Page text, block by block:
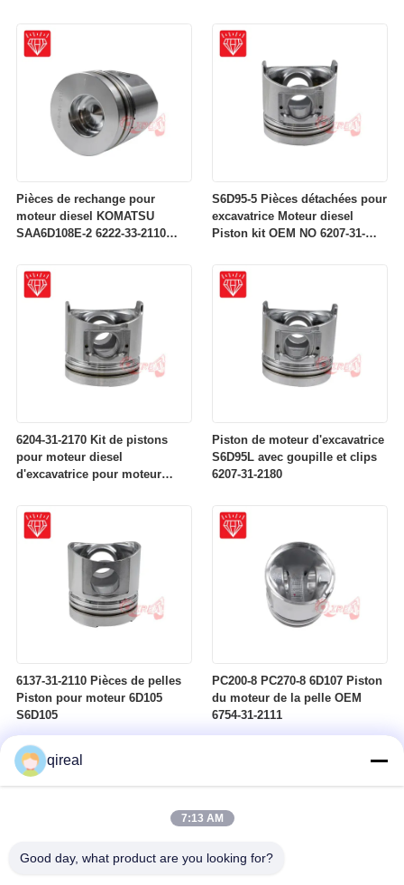
Pièces de rechange pour
moteur diesel KOMATSU
SAA6D108E-2 6222-33-2110
S6D95-5 Pièces détachées pour
excavatrice Moteur diesel
Piston kit OEM NO 6207-31-
6204-31-2170 Kit de pistons
pour moteur diesel
d'excavatrice pour moteur
Piston de moteur d'excavatrice
S6D95L avec goupille et clips
6207-31-2180
6137-31-2110 Pièces de pelles
Piston pour moteur 6D105
S6D105
PC200-8 PC270-8 6D107 Piston
du moteur de la pelle OEM
6754-31-2111
qireal
7:13 AM
Good day, what product are you looking for?